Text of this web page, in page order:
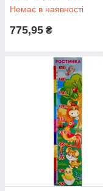
Немає в наявності
775,95 ₴